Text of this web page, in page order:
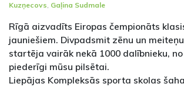
Kuzņecovs, Gaļina Sudmale
Rīgā aizvadīts Eiropas čempionāts
jauniešiem. Divpadsmit zēnu un
startēja vairāk nekā 1000 dalībnieku,
piederīgi mūsu pilsētai.
Liepājas Kompleksās sporta skolas